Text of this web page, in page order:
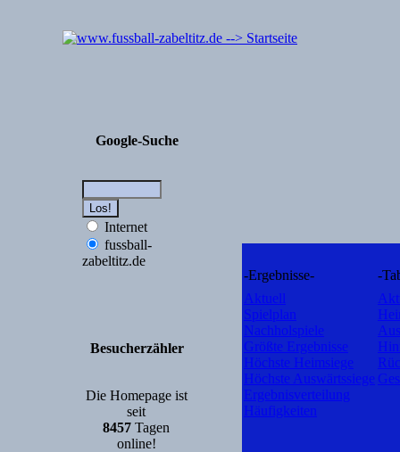
Google-Suche
Internet
fussball-
zabeltitz.de
Besucherzähler
Die Homepage ist
seit
8457 Tagen
online!
-Ergebnisse-
-
Aktuell
Spielplan
Nachholspiele
Größte Ergebnisse
Höchste Heimsiege
Höchste Auswärtssiege
Ergebnisverteilung
Häufigkeiten